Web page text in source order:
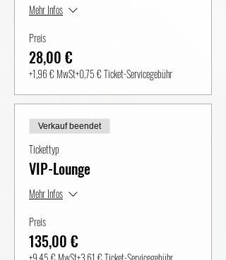
Mehr Infos
Preis
28,00 €
+1,96 € MwSt+0,75 € Ticket-Servicegebühr
Verkauf beendet
Tickettyp
VIP-Lounge
Mehr Infos
Preis
135,00 €